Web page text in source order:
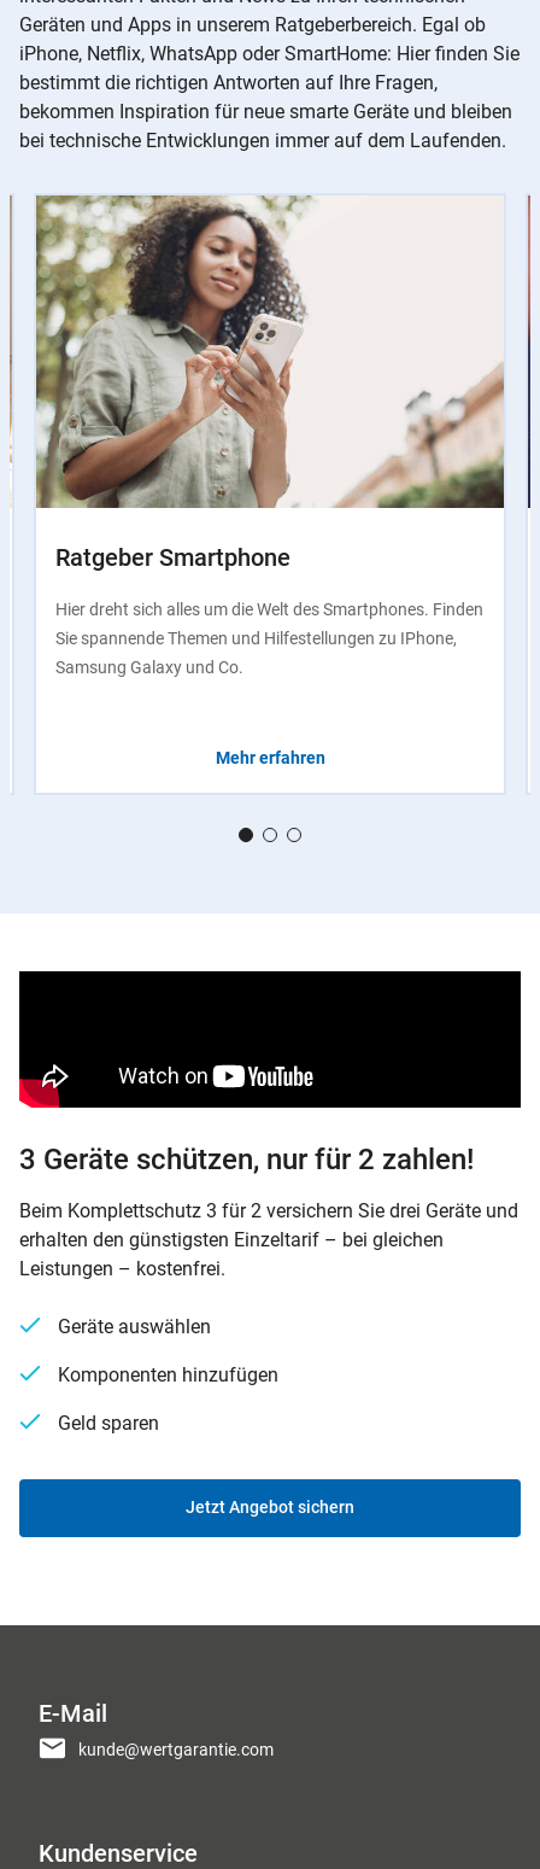
Geräten und Apps in unserem Ratgeberbereich. Egal ob
iPhone, Netflix, WhatsApp oder SmartHome: Hier finden Sie
bestimmt die richtigen Antworten auf Ihre Fragen,
bekommen Inspiration für neue smarte Geräte und bleiben
bei technische Entwicklungen immer auf dem Laufenden.
Instructions
Ratgeber Smartphone
Hier dreht sich alles um die Welt des Smartphones. Finden
Sie spannende Themen und Hilfestellungen zu IPhone,
Samsung Galaxy und Co.
Mehr erfahren
3 Geräte schützen, nur für 2 zahlen!
Beim Komplettschutz 3 für 2 versichern Sie drei Geräte und
erhalten den günstigsten Einzeltarif – bei gleichen
Leistungen – kostenfrei.
Geräte auswählen
Komponenten hinzufügen
Geld sparen
Jetzt Angebot sichern
E-Mail
kunde@wertgarantie.com
Kundenservice